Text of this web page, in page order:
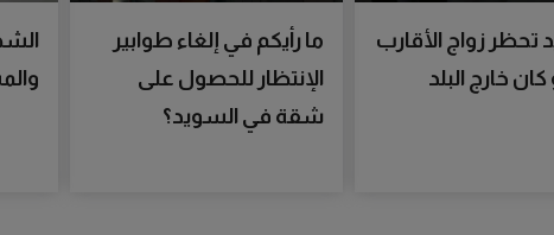
تحظر زواج الأقارب
خارج البلد
ما رأيكم في إلغاء طوابير
الإنتظار للحصول على
شقة في السويد؟